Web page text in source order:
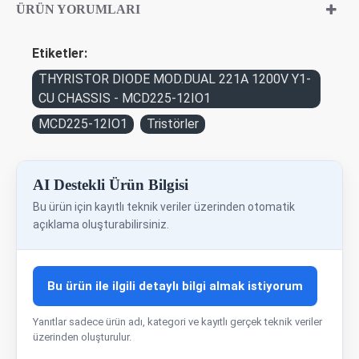
ÜRÜN YORUMLARI
Etiketler:
THYRISTOR DIODE MOD.DUAL 221A 1200V Y1-
CU CHASSIS - MCD225-12IO1
MCD225-12IO1
Tristörler
AI Destekli Ürün Bilgisi
Bu ürün için kayıtlı teknik veriler üzerinden otomatik
açıklama oluşturabilirsiniz.
Bu ürün ile ilgili detaylı bilgi almak istiyorum
Yanıtlar sadece ürün adı, kategori ve kayıtlı gerçek teknik veriler
üzerinden oluşturulur.